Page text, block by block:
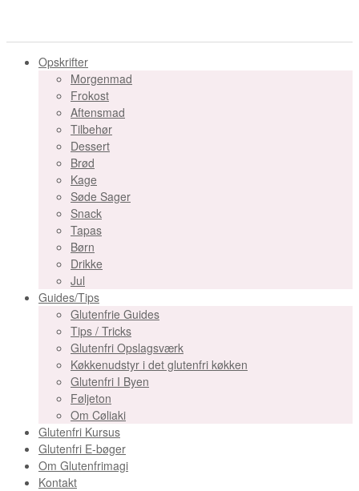
Opskrifter
Morgenmad
Frokost
Aftensmad
Tilbehør
Dessert
Brød
Kage
Søde Sager
Snack
Tapas
Børn
Drikke
Jul
Guides/Tips
Glutenfrie Guides
Tips / Tricks
Glutenfri Opslagsværk
Køkkenudstyr i det glutenfri køkken
Glutenfri I Byen
Føljeton
Om Cøliaki
Glutenfri Kursus
Glutenfri E-bøger
Om Glutenfrimagi
Kontakt